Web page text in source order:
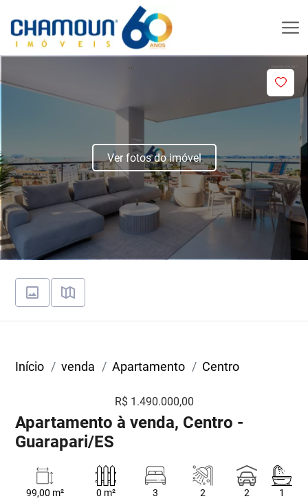
Ver fotos do imóvel
Início venda Apartamento Centro
R$ 1.490.000,00
Apartamento à venda, Centro -
Guarapari/ES
99,00 m²
0 m²
3
2
2
1